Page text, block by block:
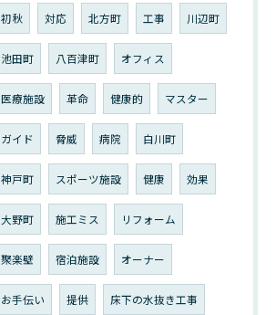
初秋 対応 北方町 工事 川辺町
池田町 八百津町 オフィス
医療施設 革命 健康的 マスター
ガイド 脅威 病院 白川町
神戸町 スポーツ施設 健康 効果
大野町 施工ミス リフォーム
聚楽壁 宿泊施設 オーナー
お手伝い 提供 床下の水抜き工事